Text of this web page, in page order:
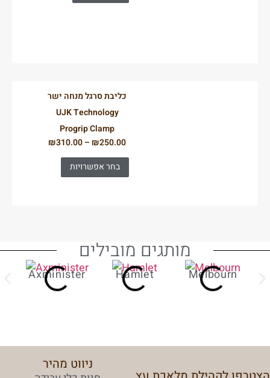
כליבת סרגל מנחה ישר
UJK Technology
Progrip Clamp
₪250.00
–
₪310.00
בחר אפשרויות
מותגים מובילים
Axminister Hamlet Melbourn
ניווט מהיר